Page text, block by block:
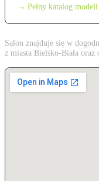
→ Pełny katalog modeli
Salon znajduje się w
z miasta Bielsko-Biała